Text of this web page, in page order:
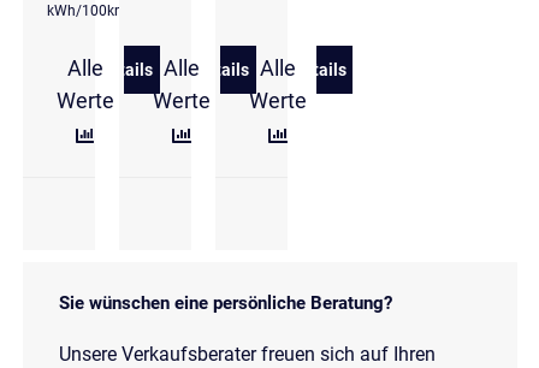
kWh/100km *
Alle
Werte
Details
zu Ford Ranger MSRT Plug-in-Hybrid e-4WD
Alle
Werte
Details
zu Ford Ranger Wildtrak
Alle
Werte
Details
zu Ford Ranger MSRT
Sie wünschen eine persönliche Beratung?
Unsere Verkaufsberater freuen sich auf Ihren